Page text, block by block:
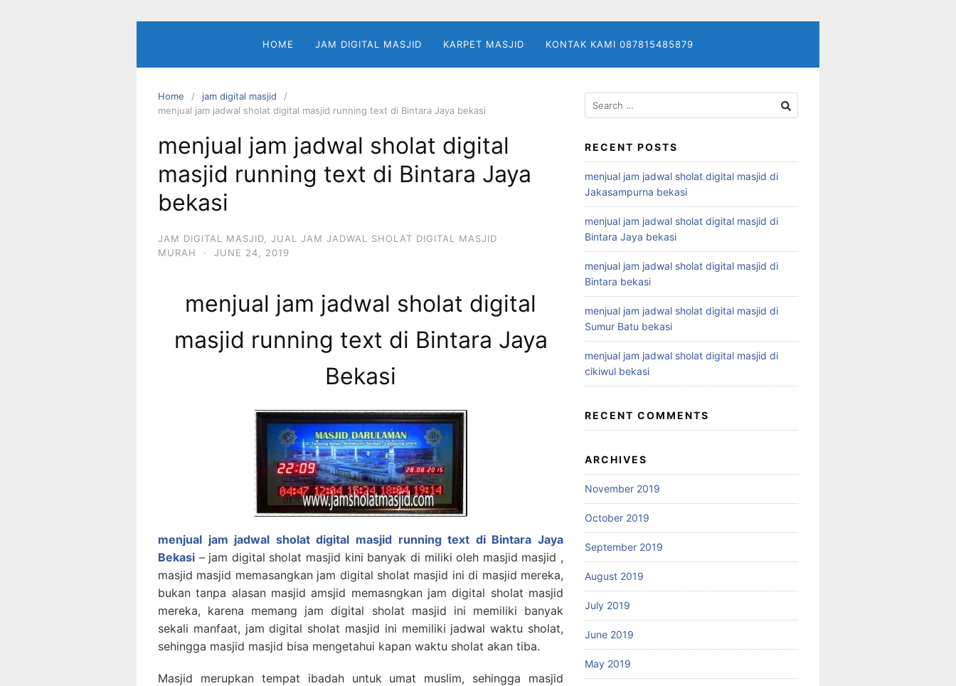
HOME JAM DIGITAL MASJID KARPET MASJID KONTAK KAMI 087815485879
Home
jam digital masjid
menjual jam jadwal sholat digital masjid running text di Bintara Jaya bekasi
menjual jam jadwal sholat digital
masjid running text di Bintara Jaya
bekasi
JAM DIGITAL MASJID
JUAL JAM JADWAL SHOLAT DIGITAL MASJID
MURAH
· JUNE 24, 2019
menjual jam jadwal sholat digital
masjid running text di Bintara Jaya
Bekasi
menjual jam jadwal sholat digital masjid running text di Bintara Jaya
Bekasi – jam digital sholat masjid kini banyak di miliki oleh masjid masjid ,
masjid masjid memasangkan jam digital sholat masjid ini di masjid mereka,
bukan tanpa alasan masjid amsjid memasngkan jam digital sholat masjid
mereka, karena memang jam digital sholat masjid ini memiliki banyak
sekali manfaat, jam digital sholat masjid ini memiliki jadwal waktu sholat,
sehingga masjid masjid bisa mengetahui kapan waktu sholat akan tiba.
Masjid merupkan tempat ibadah untuk umat muslim, sehingga masjid
Search
for:
RECENT POSTS
menjual jam jadwal sholat digital masjid di
Jakasampurna bekasi
menjual jam jadwal sholat digital masjid di
Bintara Jaya bekasi
menjual jam jadwal sholat digital masjid di
Bintara bekasi
menjual jam jadwal sholat digital masjid di
Sumur Batu bekasi
menjual jam jadwal sholat digital masjid di
cikiwul bekasi
RECENT COMMENTS
ARCHIVES
November 2019
October 2019
September 2019
August 2019
July 2019
June 2019
May 2019